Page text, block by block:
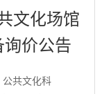
文化场馆
价公告
公共文化科